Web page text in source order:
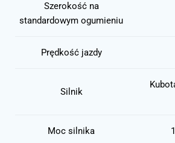
Szerokość na
standardowym ogumieniu
Prędkość jazdy
Silnik
Moc silnika